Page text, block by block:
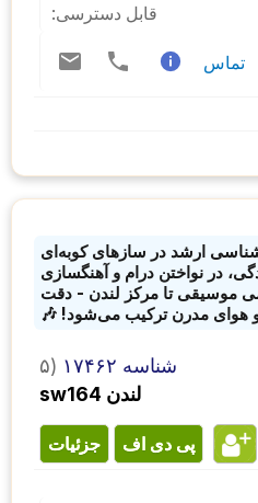
قابل دسترسی:
تماس
ارشد در سازهای کوبه‌ای
در نواختن درام و آهنگسازی
موسیقی تا مرکز لندن - دقت
و هوای مدرن ترکیب می‌شود! 🎶
۵)
شناسه ۱۷۴۶۲
sw164 لندن
جزئیات پی دی اف